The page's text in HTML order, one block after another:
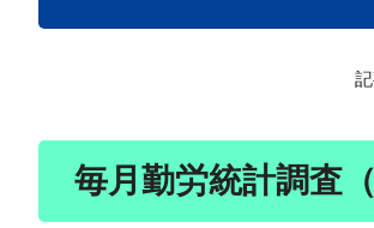
毎月勤労統計調査